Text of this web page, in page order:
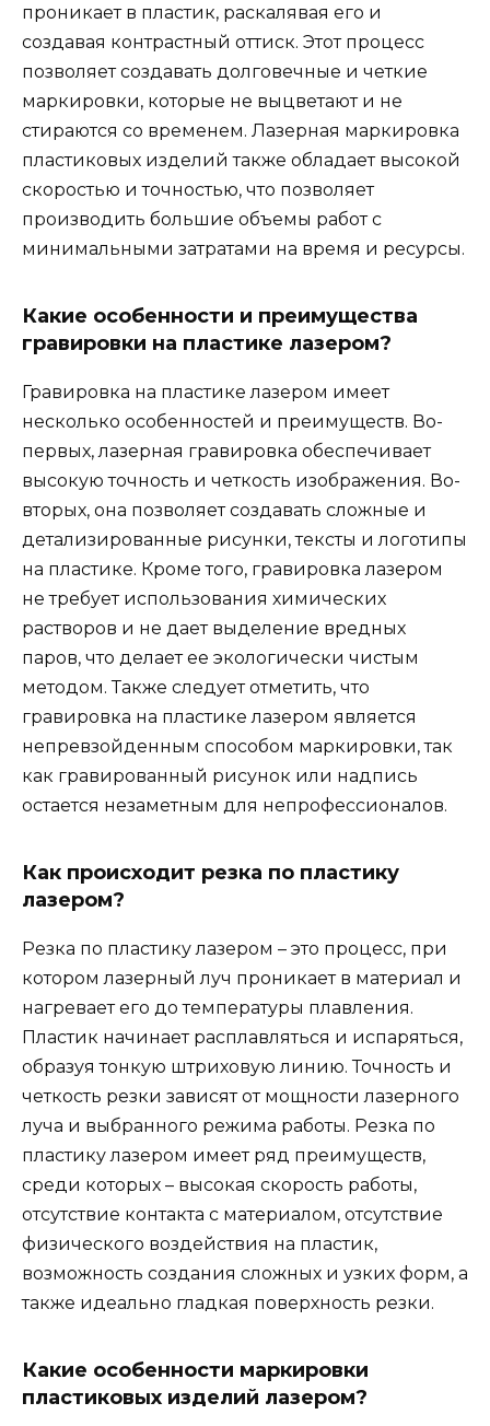
проникает в пластик, раскалявая его и
создавая контрастный оттиск. Этот процесс
позволяет создавать долговечные и четкие
маркировки, которые не выцветают и не
стираются со временем. Лазерная маркировка
пластиковых изделий также обладает высокой
скоростью и точностью, что позволяет
производить большие объемы работ с
минимальными затратами на время и ресурсы.
Какие особенности и преимущества
гравировки на пластике лазером?
Гравировка на пластике лазером имеет
несколько особенностей и преимуществ. Во-
первых, лазерная гравировка обеспечивает
высокую точность и четкость изображения. Во-
вторых, она позволяет создавать сложные и
детализированные рисунки, тексты и логотипы
на пластике. Кроме того, гравировка лазером
не требует использования химических
растворов и не дает выделение вредных
паров, что делает ее экологически чистым
методом. Также следует отметить, что
гравировка на пластике лазером является
непревзойденным способом маркировки, так
как гравированный рисунок или надпись
остается незаметным для непрофессионалов.
Как происходит резка по пластику
лазером?
Резка по пластику лазером – это процесс, при
котором лазерный луч проникает в материал и
нагревает его до температуры плавления.
Пластик начинает расплавляться и испаряться,
образуя тонкую штриховую линию. Точность и
четкость резки зависят от мощности лазерного
луча и выбранного режима работы. Резка по
пластику лазером имеет ряд преимуществ,
среди которых – высокая скорость работы,
отсутствие контакта с материалом, отсутствие
физического воздействия на пластик,
возможность создания сложных и узких форм, а
также идеально гладкая поверхность резки.
Какие особенности маркировки
пластиковых изделий лазером?